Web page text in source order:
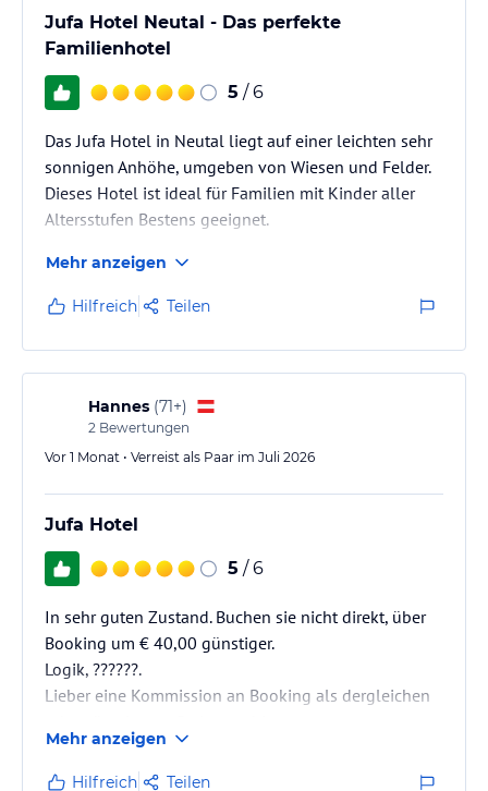
Jufa Hotel Neutal - Das perfekte
Familienhotel
5 / 6
Das Jufa Hotel in Neutal liegt auf einer leichten sehr
sonnigen Anhöhe, umgeben von Wiesen und Felder.
Dieses Hotel ist ideal für Familien mit Kinder aller
Altersstufen Bestens geeignet.
Mehr anzeigen
Hilfreich Teilen
Hannes (71+)
2 Bewertungen
Vor 1 Monat • Verreist als Paar im Juli 2026
Jufa Hotel
5 / 6
In sehr guten Zustand. Buchen sie nicht direkt, über
Booking um € 40,00 günstiger.
Logik, ??????.
Lieber eine Kommission an Booking als dergleichen
Das ist Grazer Logik, oder besser gesagt, auch so
kann man Gäste vergraulen!
Mehr anzeigen
Hilfreich Teilen